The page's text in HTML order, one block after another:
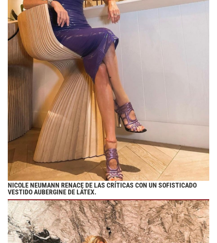
NICOLE NEUMANN RENACE DE LAS CRÍTICAS CON UN SOFISTICADO
VESTIDO AUBERGINE DE LÁTEX.